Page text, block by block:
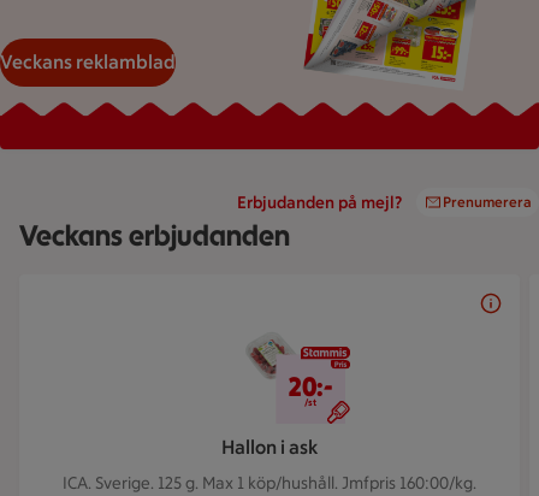
Veckans reklamblad
Erbjudanden på mejl? Prenumerera
Veckans erbjudanden
Hallon i ask
ICA. Sverige. 125 g. Max 1 köp/hushåll. Jmfpris 160:00/kg.
20 kr/st
20:-
/st